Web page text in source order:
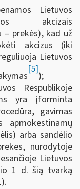
Lietuvos
akcizais
– prekės), kad už
akcizus (iki
Lietuvos
[5]
);
Respublikoje
yra įforminta
gavimas
apmokestinamų
arba sandėlio
nurodytoje
Lietuvos
1 d. šią tvarką